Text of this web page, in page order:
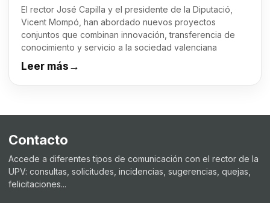
El rector José Capilla y el presidente de la Diputació,
Vicent Mompó, han abordado nuevos proyectos
conjuntos que combinan innovación, transferencia de
conocimiento y servicio a la sociedad valenciana
Leer más→
Contacto
Accede a diferentes tipos de comunicación con el rector de la
UPV: consultas, solicitudes, incidencias, sugerencias, quejas,
felicitaciones...